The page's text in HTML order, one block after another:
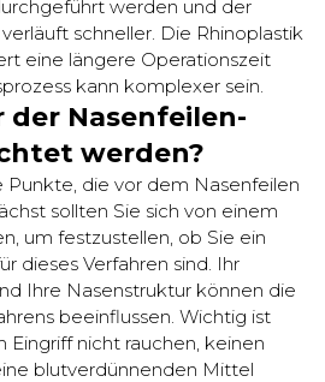
werden und der
schneller. Die Rhinoplastik
eine längere Operationszeit
kann komplexer sein.
der Nasenfeilen-
werden?
Punkte, die vor dem Nasenfeilen
sollten Sie sich von einem
um festzustellen, ob Sie ein
dieses Verfahren sind. Ihr
Ihre Nasenstruktur können die
beeinflussen. Wichtig ist
Eingriff nicht rauchen, keinen
blutverdünnenden Mittel